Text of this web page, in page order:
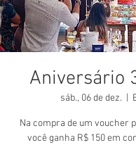
Aniversário
sáb., 06 de dez.
Na compra de um voucher
você ganha R$ 150 em